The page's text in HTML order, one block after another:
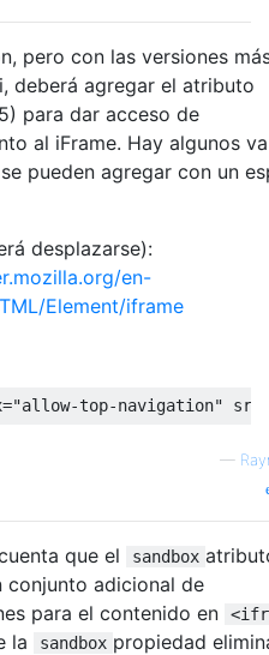
pero con las versiones
deberá agregar el atributo
para dar acceso de
al iFrame. Hay algunos
pueden agregar con un
desplazarse):
en-
Element/iframe
="allow-top-navigation" src
—
que el sandbox
conjunto adicional de
para el contenido en
la sandbox propiedad